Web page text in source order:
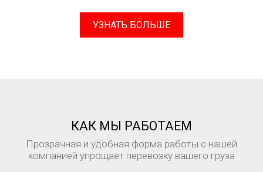
УЗНАТЬ БОЛЬШЕ
КАК МЫ РАБОТАЕМ
Прозрачная и удобная форма работы с нашей
компанией упрощает перевозку вашего груза